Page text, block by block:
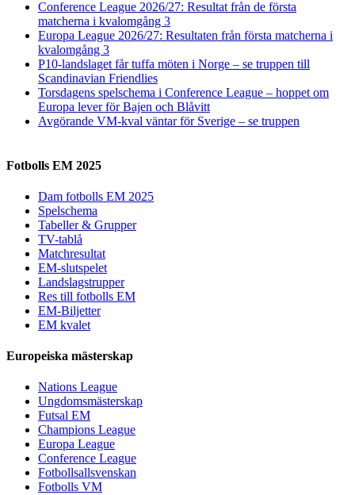
Conference League 2026/27: Resultat från de första
matcherna i kvalomgång 3
Europa League 2026/27: Resultaten från första matcherna i
kvalomgång 3
P10-landslaget får tuffa möten i Norge – se truppen till
Scandinavian Friendlies
Torsdagens spelschema i Conference League – hoppet om
Europa lever för Bajen och Blåvitt
Avgörande VM-kval väntar för Sverige – se truppen
Fotbolls EM 2025
Dam fotbolls EM 2025
Spelschema
Tabeller & Grupper
TV-tablå
Matchresultat
EM-slutspelet
Landslagstrupper
Res till fotbolls EM
EM-Biljetter
EM kvalet
Europeiska mästerskap
Nations League
Ungdomsmästerskap
Futsal EM
Champions League
Europa League
Conference League
Fotbollsallsvenskan
Fotbolls VM